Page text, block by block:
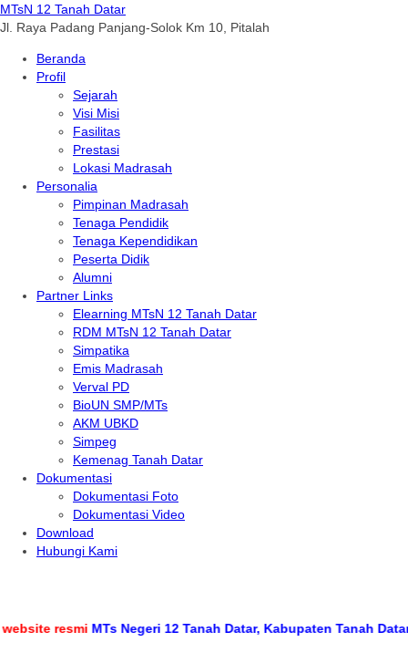
MTsN 12 Tanah Datar
Jl. Raya Padang Panjang-Solok Km 10, Pitalah
Beranda
Profil
Sejarah
Visi Misi
Fasilitas
Prestasi
Lokasi Madrasah
Personalia
Pimpinan Madrasah
Tenaga Pendidik
Tenaga Kependidikan
Peserta Didik
Alumni
Partner Links
Elearning MTsN 12 Tanah Datar
RDM MTsN 12 Tanah Datar
Simpatika
Emis Madrasah
Verval PD
BioUN SMP/MTs
AKM UBKD
Simpeg
Kemenag Tanah Datar
Dokumentasi
Dokumentasi Foto
Dokumentasi Video
Download
Hubungi Kami
resmi MTs Negeri 12 Tanah Datar, Kabupaten Tanah Datar,